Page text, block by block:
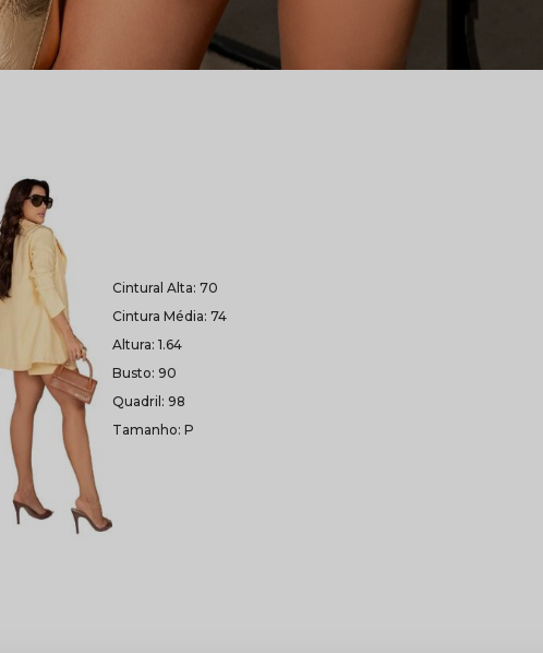
Cintural Alta: 70
Cintura Média: 74
Altura: 1.64
Busto: 90
Quadril: 98
Tamanho: P